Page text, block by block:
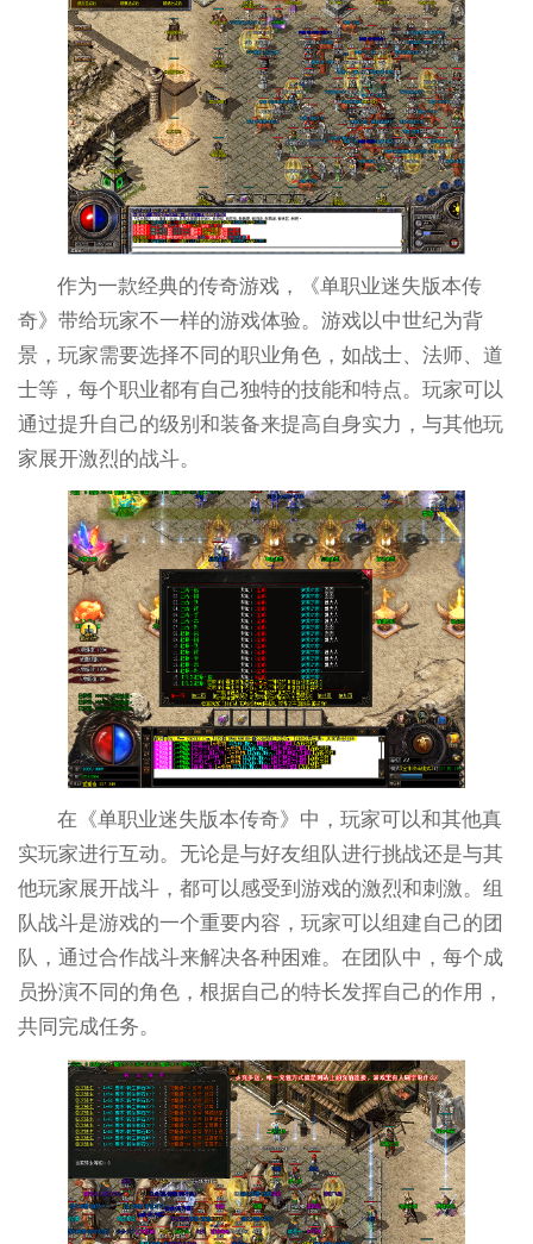
作为一款经典的传奇游戏，《单职业迷失版本传
奇》带给玩家不一样的游戏体验。游戏以中世纪为背
景，玩家需要选择不同的职业角色，如战士、法师、道
士等，每个职业都有自己独特的技能和特点。玩家可以
通过提升自己的级别和装备来提高自身实力，与其他玩
家展开激烈的战斗。
在《单职业迷失版本传奇》中，玩家可以和其他真
实玩家进行互动。无论是与好友组队进行挑战还是与其
他玩家展开战斗，都可以感受到游戏的激烈和刺激。组
队战斗是游戏的一个重要内容，玩家可以组建自己的团
队，通过合作战斗来解决各种困难。在团队中，每个成
员扮演不同的角色，根据自己的特长发挥自己的作用，
共同完成任务。